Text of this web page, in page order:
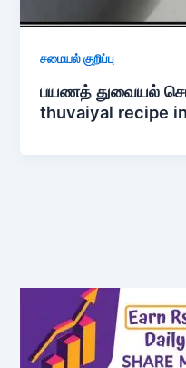
சமையல் குறிப்பு
பயணத் துவையல்
thuvaiyal recipe